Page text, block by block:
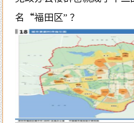
名“福田区” ？